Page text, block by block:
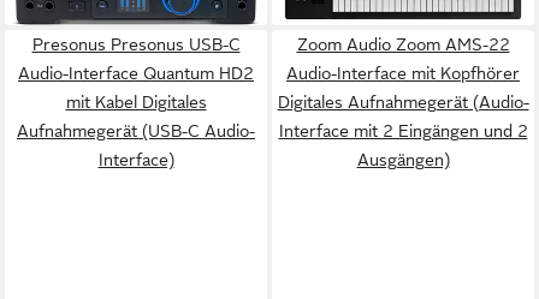
Presonus Presonus USB-C
Audio-Interface Quantum HD2
mit Kabel Digitales
Aufnahmegerät (USB-C Audio-
Interface)
Zoom Audio Zoom AMS-22
Audio-Interface mit Kopfhörer
Digitales Aufnahmegerät (Audio-
Interface mit 2 Eingängen und 2
Ausgängen)